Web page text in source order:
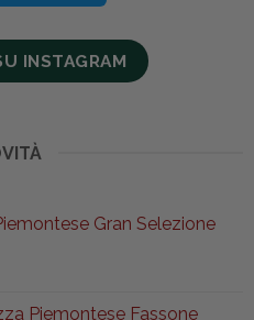
INSTAGRAM
Gran Selezione
Piemontese Fassone